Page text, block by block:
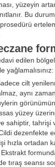
yüzeyin
Bu
edilen
yağlamalısınız:
cilt
aynı
yüzey
sahiptir, tahrişi
dezenfekte
hızla ortadan
tıraş seansı